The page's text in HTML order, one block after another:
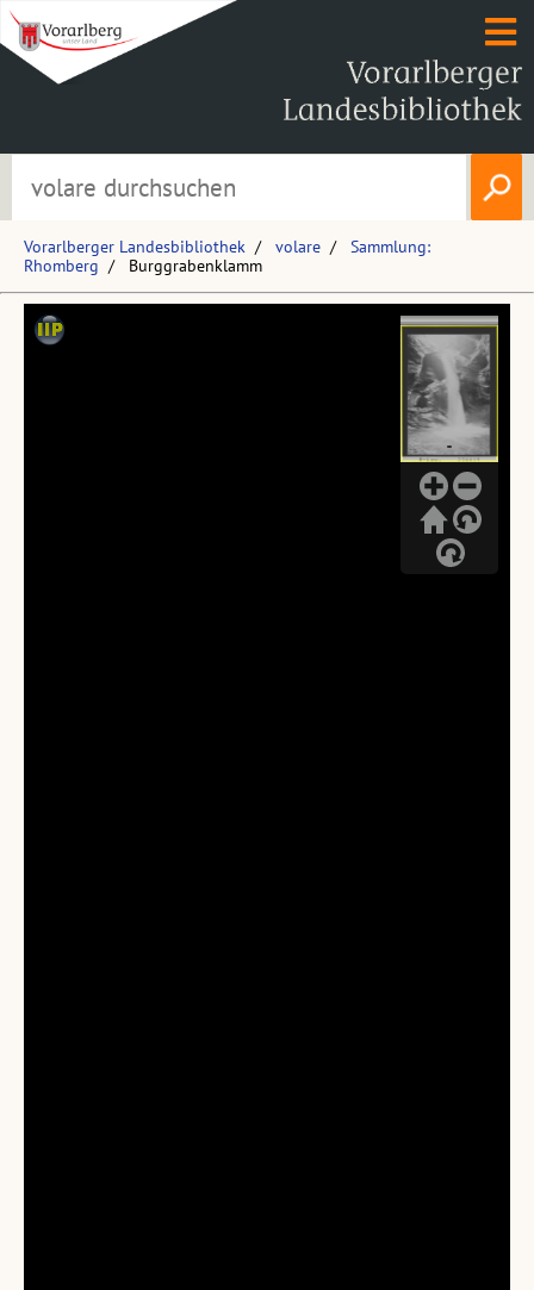
Vorarlberger Landesbibliothek volare
Sammlung:
Rhomberg
Burggrabenklamm